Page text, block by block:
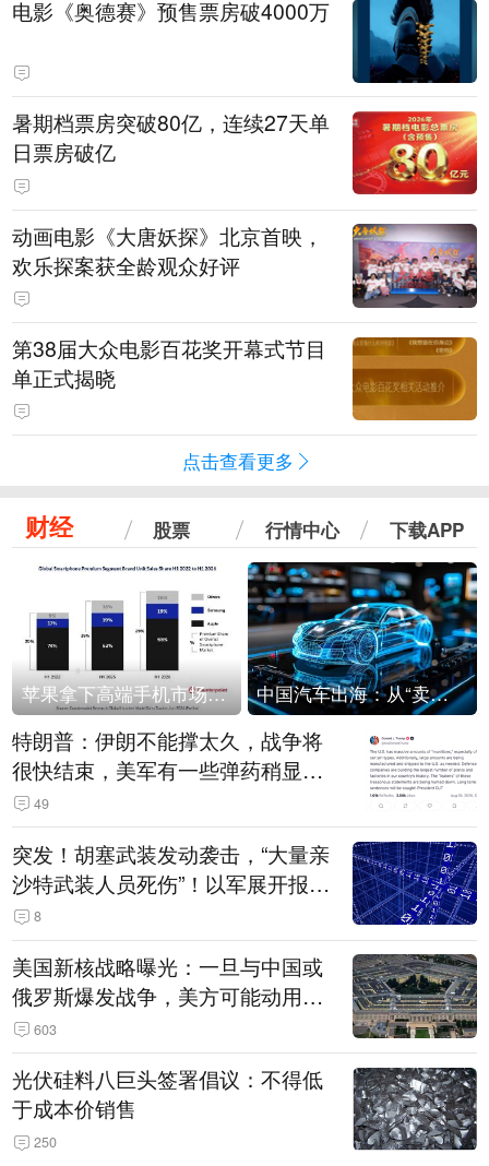
电影《奥德赛》预售票房破4000万
暑期档票房突破80亿，连续27天单
日票房破亿
动画电影《大唐妖探》北京首映，
欢乐探案获全龄观众好评
第38届大众电影百花奖开幕式节目
单正式揭晓
点击查看更多
财经 股票 行情中心 下载APP
苹果拿下高端手机市场65%的份额：iPhone 17系列功不可没 中国汽车出海：从“卖出去”到“走进去”
特朗普：伊朗不能撑太久，战争将
很快结束，美军有一些弹药稍显紧
张！伊朗公布拟议的海峡管理文本
49
突发！胡塞武装发动袭击，“大量亲
沙特武装人员死伤”！以军展开报复
性空袭
8
美国新核战略曝光：一旦与中国或
俄罗斯爆发战争，美方可能动用战
术核武器
603
光伏硅料八巨头签署倡议：不得低
于成本价销售
250